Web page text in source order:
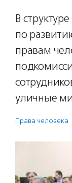
В
по
правам
уличные
Права человека